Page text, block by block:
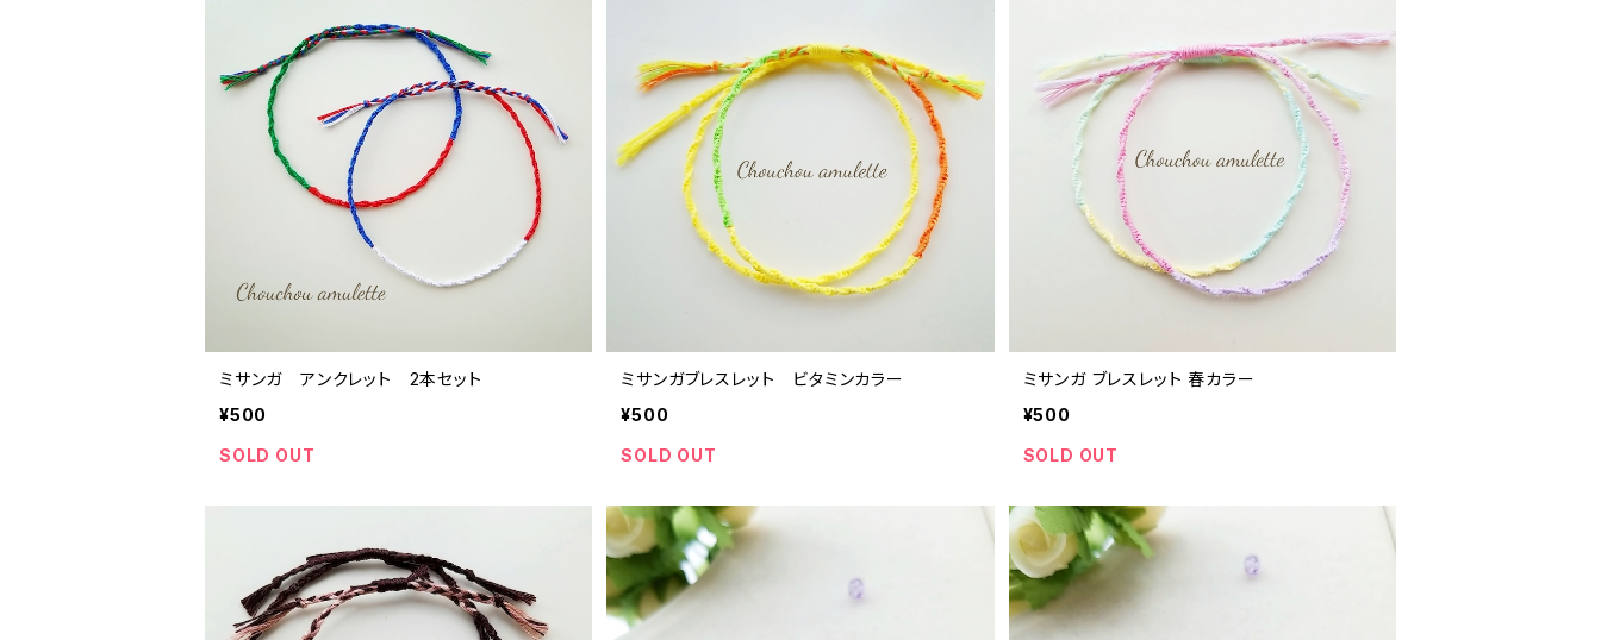
ミサンガ アンクレット 2本セット
¥500
SOLD OUT
ミサンガブレスレット ビタミンカラー
¥500
SOLD OUT
ミサンガ ブレスレット 春カラー
¥500
SOLD OUT